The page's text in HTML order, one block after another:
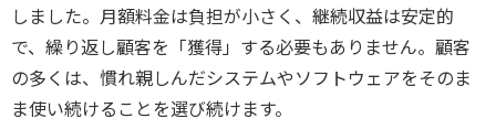
しました。月額料金は負担が小さく、継続収益は安定的
で、繰り返し顧客を「獲得」する必要もありません。顧客
の多くは、慣れ親しんだシステムやソフトウェアをそのま
ま使い続けることを選び続けます。